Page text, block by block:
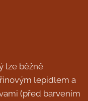
lze běžně
lepidlem a
(před barvením